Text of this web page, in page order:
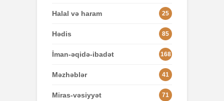
Halal və haram 25
Hədis 85
İman-əqidə-ibadət 168
Məzhəblər 41
Miras-vəsiyyət 71